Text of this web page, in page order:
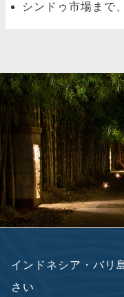
シンドゥ市場まで
インドネシア・バリ
さい